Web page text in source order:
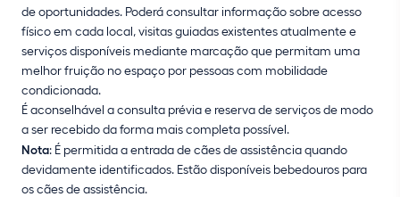
de oportunidades. Poderá consultar informação sobre acesso
físico em cada local, visitas guiadas existentes atualmente e
serviços disponíveis mediante marcação que permitam uma
melhor fruição no espaço por pessoas com mobilidade
condicionada.
É aconselhável a consulta prévia e reserva de serviços de modo
a ser recebido da forma mais completa possível.
Nota: É permitida a entrada de cães de assistência quando
devidamente identificados. Estão disponíveis bebedouros para
os cães de assistência.